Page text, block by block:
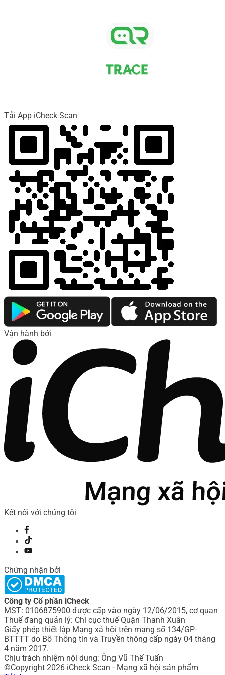
Tải App iCheck Scan
Vận hành bởi
Kết nối với chúng tôi
Chứng nhận bởi
Công ty Cổ phần iCheck
MST: 0106875900 được cấp vào ngày 12/06/2015, cơ quan
Thuế đang quản lý: Chi cục thuế Quận Thanh Xuân
Giấy phép thiết lập Mạng xã hội trên mạng số 134/GP-
BTTTT do Bô Thông tin và Truyền thông cấp ngày 04 tháng
4 năm 2017.
Chịu trách nhiệm nội dung: Ông Vũ Thế Tuấn
©Copyright 2026 iCheck Scan - Mạng xã hội sản phẩm